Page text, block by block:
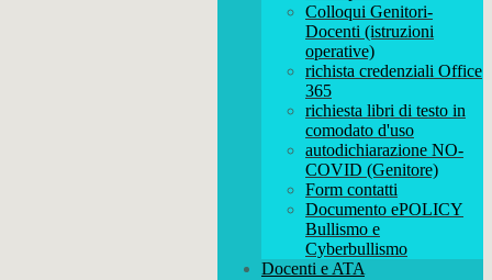
Colloqui Genitori-
Docenti (istruzioni
operative)
richista credenziali Office
365
richiesta libri di testo in
comodato d'uso
autodichiarazione NO-
COVID (Genitore)
Form contatti
Documento ePOLICY
Bullismo e
Cyberbullismo
Docenti e ATA